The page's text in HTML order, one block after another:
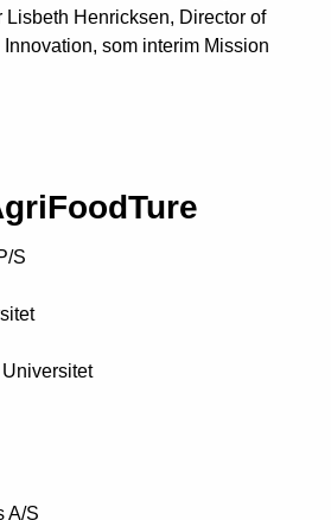
Henricksen, Director of
Innovation, som interim Mission
S
A/S